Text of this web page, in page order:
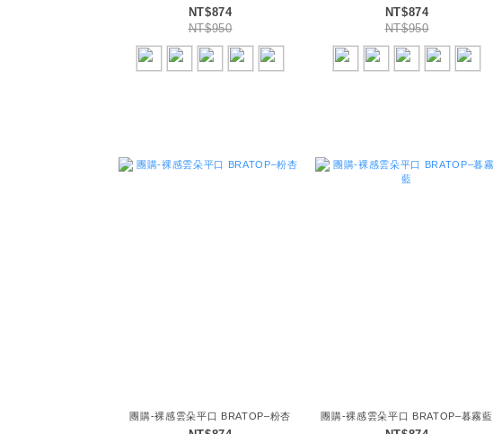
NT$874
NT$950
NT$874
NT$950
團購-裸感雲朵平口 BRATOP–粉杏 團購-裸感雲朵平口 BRATOP–暮霧藍